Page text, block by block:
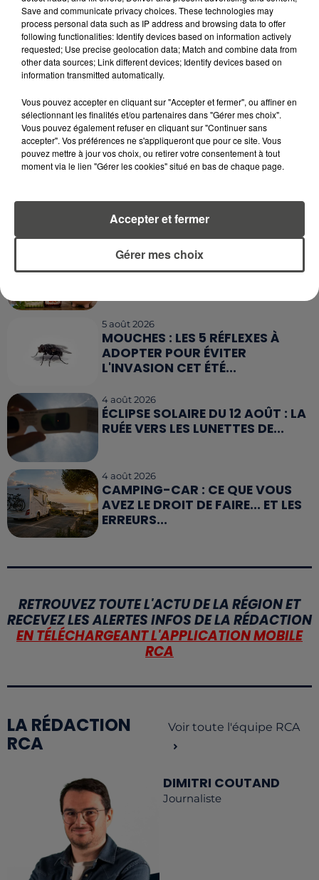
A LIRE AUSSI...
CANICULE : POURQUOI LES
BOUTEILLES D'EAU
DISPARAISSENT DES RAYONS...
5 août 2026
PLUS CHER QU'IL Y A CINQ ANS,
ALERTE L’ONU
5 août 2026
QUELLES SONT LES MARQUES QUI
OFFRENT LE MEILLEUR RAPPORT...
5 août 2026
MOUCHES : LES 5 RÉFLEXES À
ADOPTER POUR ÉVITER
L'INVASION CET ÉTÉ...
4 août 2026
ÉCLIPSE SOLAIRE DU 12 AOÛT : LA
RUÉE VERS LES LUNETTES DE...
4 août 2026
CAMPING-CAR : CE QUE VOUS
AVEZ LE DROIT DE FAIRE... ET LES
ERREURS...
RETROUVEZ TOUTE L'ACTU DE LA RÉGION ET
RECEVEZ LES ALERTES INFOS DE LA RÉDACTION
EN TÉLÉCHARGEANT L'APPLICATION MOBILE
RCA
LA RÉDACTION
RCA
Voir toute l'équipe RCA
DIMITRI COUTAND
Journaliste
Save and communicate privacy choices. These technologies may
process personal data such as IP address and browsing data to offer
following functionalities: Identify devices based on information actively
requested; Use precise geolocation data; Match and combine data from
other data sources; Link different devices; Identify devices based on
information transmitted automatically.
Vous pouvez accepter en cliquant sur "Accepter et fermer", ou affiner en
sélectionnant les finalités et/ou partenaires dans "Gérer mes choix".
Vous pouvez également refuser en cliquant sur "Continuer sans
accepter". Vos préférences ne s'appliqueront que pour ce site. Vous
pouvez mettre à jour vos choix, ou retirer votre consentement à tout
moment via le lien "Gérer les cookies" situé en bas de chaque page.
Gérer mes choix
Accepter et fermer